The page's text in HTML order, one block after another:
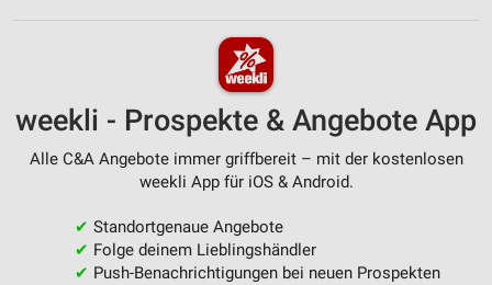
weekli - Prospekte & Angebote App
Alle C&A Angebote immer griffbereit – mit der kostenlosen
weekli App für iOS & Android.
✔ Standortgenaue Angebote
✔ Folge deinem Lieblingshändler
✔ Push-Benachrichtigungen bei neuen Prospekten